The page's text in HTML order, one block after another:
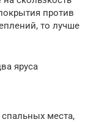
против
то лучше
яруса
места,